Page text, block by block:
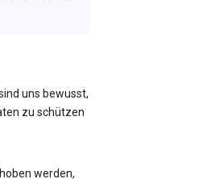
uns bewusst,
zu schützen
werden,